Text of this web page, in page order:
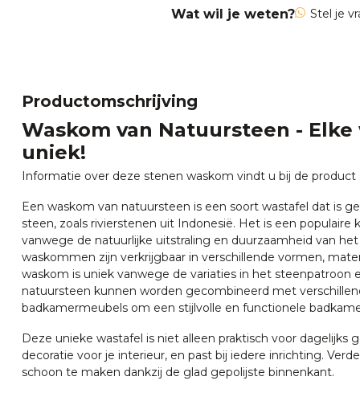
Wat wil je weten? Stel je
Productomschrijving
Waskom van Natuursteen - Elke
uniek!
Informatie over deze stenen waskom vindt u bij de product
Een waskom van natuursteen is een soort wastafel dat is
steen, zoals rivierstenen uit Indonesië. Het is een populaire
vanwege de natuurlijke uitstraling en duurzaamheid van
waskommen zijn verkrijgbaar in verschillende vormen,
waskom is uniek vanwege de variaties in het steenpatroon
natuursteen kunnen worden gecombineerd met
badkamermeubels om een stijlvolle en functionele
Deze unieke wastafel is niet alleen praktisch voor dagelijks
decoratie voor je interieur, en past bij iedere inrichting.
schoon te maken dankzij de glad gepolijste binnenkant.